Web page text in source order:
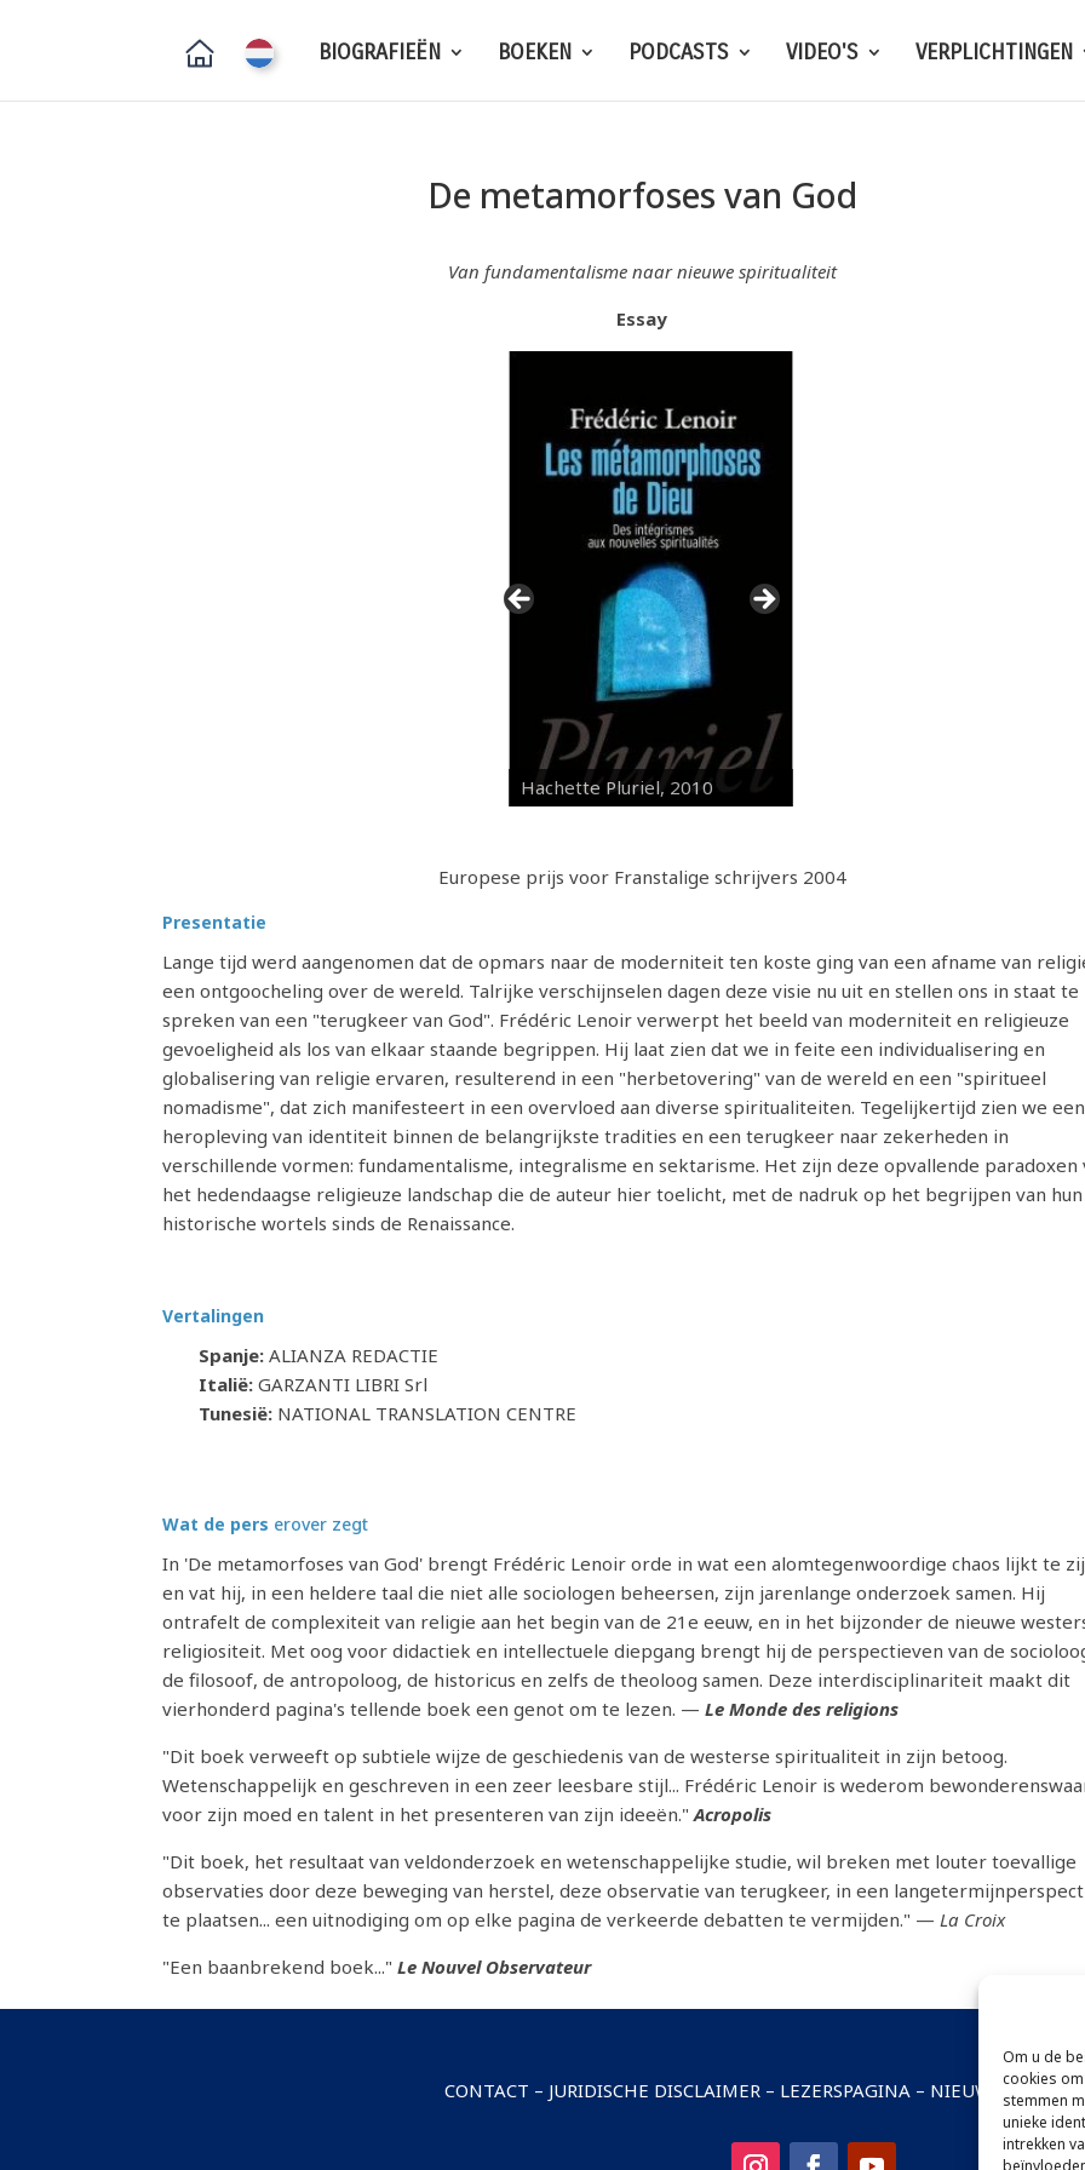
Om u de
cookies
stemmen
unieke
intrekken
BIOGRAFIEËN BOEKEN PODCASTS VIDEO'S VERPLICHTINGEN
De metamorfoses van God
Van fundamentalisme naar nieuwe spiritualiteit
Essay
Hachette Pluriel, 2010
Europese prijs voor Franstalige schrijvers 2004
Presentatie
Lange tijd werd aangenomen dat de opmars naar de moderniteit ten koste ging van een afname van
een ontgoocheling over de wereld. Talrijke verschijnselen dagen deze visie nu uit en stellen ons in staat te
spreken van een "terugkeer van God". Frédéric Lenoir verwerpt het beeld van moderniteit en religieuze
gevoeligheid als los van elkaar staande begrippen. Hij laat zien dat we in feite een individualisering en
globalisering van religie ervaren, resulterend in een "herbetovering" van de wereld en een "spiritueel
nomadisme", dat zich manifesteert in een overvloed aan diverse spiritualiteiten. Tegelijkertijd zien we een
heropleving van identiteit binnen de belangrijkste tradities en een terugkeer naar zekerheden in
verschillende vormen: fundamentalisme, integralisme en sektarisme. Het zijn deze opvallende paradoxen
het hedendaagse religieuze landschap die de auteur hier toelicht, met de nadruk op het begrijpen van hun
historische wortels sinds de Renaissance.
Vertalingen
Spanje: ALIANZA REDACTIE
Italië: GARZANTI LIBRI Srl
Tunesië: NATIONAL TRANSLATION CENTRE
Wat de pers erover zegt
In 'De metamorfoses van God' brengt Frédéric Lenoir orde in wat een alomtegenwoordige chaos lijkt te
en vat hij, in een heldere taal die niet alle sociologen beheersen, zijn jarenlange onderzoek samen. Hij
ontrafelt de complexiteit van religie aan het begin van de 21e eeuw, en in het bijzonder de nieuwe
religiositeit. Met oog voor didactiek en intellectuele diepgang brengt hij de perspectieven van de
de filosoof, de antropoloog, de historicus en zelfs de theoloog samen. Deze interdisciplinariteit maakt dit
vierhonderd pagina's tellende boek een genot om te lezen. — Le Monde des religions
"Dit boek verweeft op subtiele wijze de geschiedenis van de westerse spiritualiteit in zijn betoog.
Wetenschappelijk en geschreven in een zeer leesbare stijl... Frédéric Lenoir is wederom
voor zijn moed en talent in het presenteren van zijn ideeën."Acropolis
"Dit boek, het resultaat van veldonderzoek en wetenschappelijke studie, wil breken met louter toevallige
observaties door deze beweging van herstel, deze observatie van terugkeer, in een
te plaatsen... een uitnodiging om op elke pagina de verkeerde debatten te vermijden." — La Croix
"Een baanbrekend boek..." Le Nouvel Observateur
CONTACT – JURIDISCHE DISCLAIMER – LEZERSPAGINA –